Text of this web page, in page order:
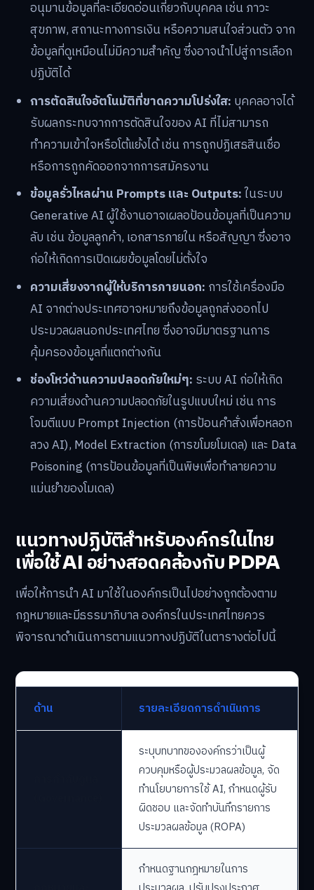
อนุมานข้อมูลที่ละเอียดอ่อนเกี่ยวกับบุคคล เช่น ภาวะ
สุขภาพ, สถานะทางการเงิน หรือความสนใจส่วนตัว จาก
ข้อมูลที่ดูเหมือนไม่มีความสำคัญ ซึ่งอาจนำไปสู่การเลือก
ปฏิบัติได้
การตัดสินใจอัตโนมัติที่ขาดความโปร่งใส: บุคคลอาจได้
รับผลกระทบจากการตัดสินใจของ AI ที่ไม่สามารถ
ทำความเข้าใจหรือโต้แย้งได้ เช่น การถูกปฏิเสธสินเชื่อ
หรือการถูกคัดออกจากการสมัครงาน
ข้อมูลรั่วไหลผ่าน Prompts และ Outputs:ในระบบ
Generative AI ผู้ใช้งานอาจเผลอป้อนข้อมูลที่เป็นความ
ลับ เช่น ข้อมูลลูกค้า, เอกสารภายใน หรือสัญญา ซึ่งอาจ
ก่อให้เกิดการเปิดเผยข้อมูลโดยไม่ตั้งใจ
ความเสี่ยงจากผู้ให้บริการภายนอก: การใช้เครื่องมือ
AI จากต่างประเทศอาจหมายถึงข้อมูลถูกส่งออกไป
ประมวลผลนอกประเทศไทย ซึ่งอาจมีมาตรฐานการ
คุ้มครองข้อมูลที่แตกต่างกัน
ช่องโหว่ด้านความปลอดภัยใหม่ๆ: ระบบ AI ก่อให้เกิด
ความเสี่ยงด้านความปลอดภัยในรูปแบบใหม่ เช่น การ
โจมตีแบบ Prompt Injection (การป้อนคำสั่งเพื่อหลอก
ลวง AI), Model Extraction (การขโมยโมเดล) และ Data
Poisoning (การป้อนข้อมูลที่เป็นพิษเพื่อทำลายความ
แม่นยำของโมเดล)
แนวทางปฏิบัติสำหรับองค์กรในไทย
เพื่อใช้ AI อย่างสอดคล้องกับ PDPA
เพื่อให้การนำ AI มาใช้ในองค์กรเป็นไปอย่างถูกต้องตาม
กฎหมายและมีธรรมาภิบาล องค์กรในประเทศไทยควร
พิจารณาดำเนินการตามแนวทางปฏิบัติในตารางต่อไปนี้
ด้าน รายละเอียดการดำเนินการ
ระบุบทบาทขององค์กรว่าเป็นผู้
ควบคุมหรือผู้ประมวลผลข้อมูล, จัด
ทำนโยบายการใช้ AI, กำหนดผู้รับ
ผิดชอบ และจัดทำบันทึกรายการ
ประมวลผลข้อมูล (ROPA)
กำหนดฐานกฎหมายในการ